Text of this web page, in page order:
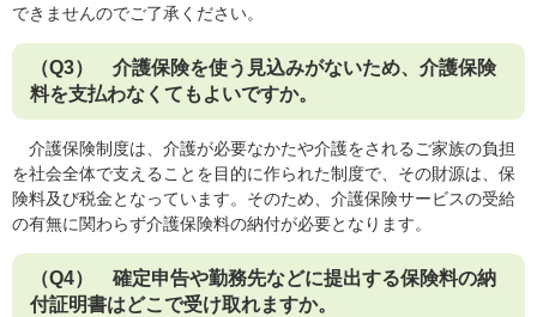
できませんのでご了承ください。
（Q3） 介護保険を使う見込みがないため、介護保険
料を支払わなくてもよいですか。
介護保険制度は、介護が必要なかたや介護をされるご家族の負担
を社会全体で支えることを目的に作られた制度で、その財源は、保
険料及び税金となっています。そのため、介護保険サービスの受給
の有無に関わらず介護保険料の納付が必要となります。
（Q4） 確定申告や勤務先などに提出する保険料の納
付証明書はどこで受け取れますか。